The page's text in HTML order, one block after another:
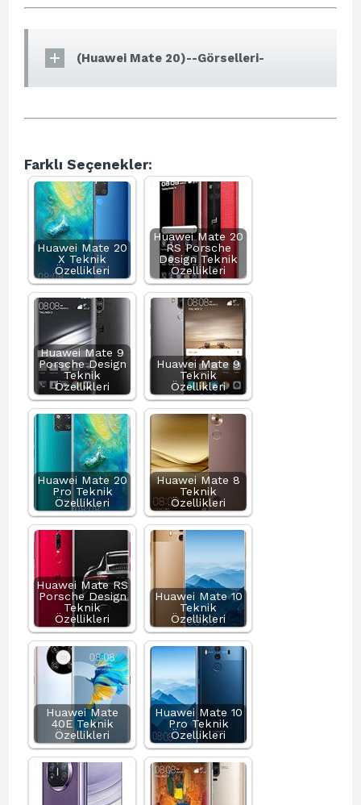
(Huawei Mate 20)--Görselleri-
Farklı Seçenekler:
Huawei Mate 20
X Teknik
Özellikleri
Huawei Mate 20
RS Porsche
Design Teknik
Özellikleri
Huawei Mate 9
Porsche Design
Teknik
Özellikleri
Huawei Mate 9
Teknik
Özellikleri
Huawei Mate 20
Pro Teknik
Özellikleri
Huawei Mate 8
Teknik
Özellikleri
Huawei Mate RS
Porsche Design
Teknik
Özellikleri
Huawei Mate 10
Teknik
Özellikleri
Huawei Mate
40E Teknik
Özellikleri
Huawei Mate 10
Pro Teknik
Özellikleri